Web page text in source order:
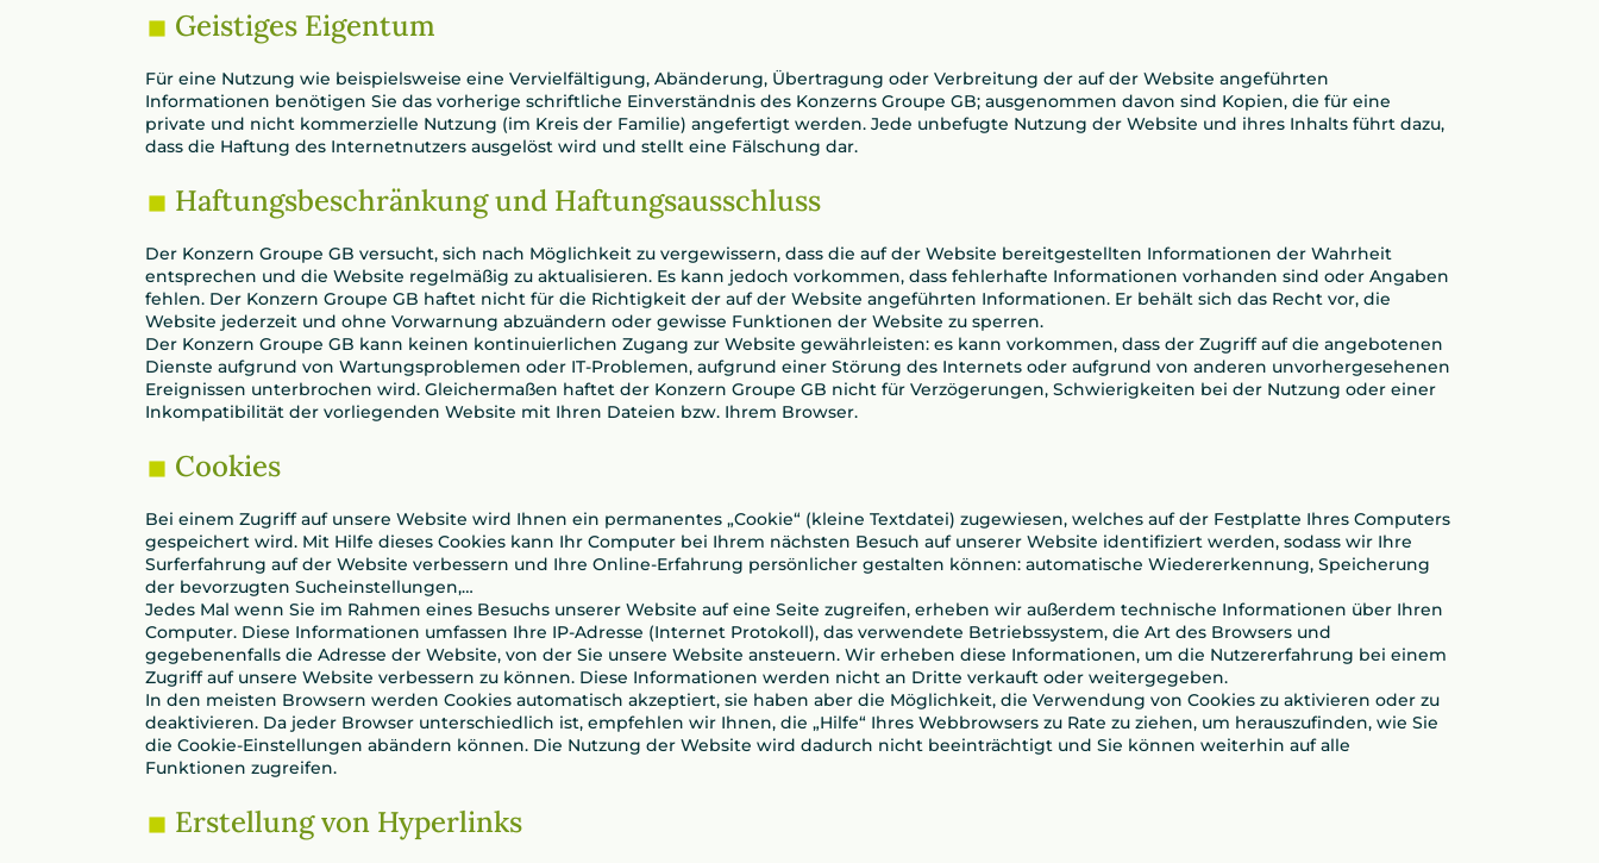
Geistiges Eigentum
Für eine Nutzung wie beispielsweise eine Vervielfältigung, Abänderung, Übertragung oder Verbreitung der auf der Website angeführten
Informationen benötigen Sie das vorherige schriftliche Einverständnis des Konzerns Groupe GB; ausgenommen davon sind Kopien, die für eine
private und nicht kommerzielle Nutzung (im Kreis der Familie) angefertigt werden. Jede unbefugte Nutzung der Website und ihres Inhalts führt dazu,
dass die Haftung des Internetnutzers ausgelöst wird und stellt eine Fälschung dar.
Haftungsbeschränkung und Haftungsausschluss
Der Konzern Groupe GB versucht, sich nach Möglichkeit zu vergewissern, dass die auf der Website bereitgestellten Informationen der Wahrheit
entsprechen und die Website regelmäßig zu aktualisieren. Es kann jedoch vorkommen, dass fehlerhafte Informationen vorhanden sind oder Angaben
fehlen. Der Konzern Groupe GB haftet nicht für die Richtigkeit der auf der Website angeführten Informationen. Er behält sich das Recht vor, die
Website jederzeit und ohne Vorwarnung abzuändern oder gewisse Funktionen der Website zu sperren.
Der Konzern Groupe GB kann keinen kontinuierlichen Zugang zur Website gewährleisten: es kann vorkommen, dass der Zugriff auf die angebotenen
Dienste aufgrund von Wartungsproblemen oder IT-Problemen, aufgrund einer Störung des Internets oder aufgrund von anderen unvorhergesehenen
Ereignissen unterbrochen wird. Gleichermaßen haftet der Konzern Groupe GB nicht für Verzögerungen, Schwierigkeiten bei der Nutzung oder einer
Inkompatibilität der vorliegenden Website mit Ihren Dateien bzw. Ihrem Browser.
Cookies
Bei einem Zugriff auf unsere Website wird Ihnen ein permanentes „Cookie“ (kleine Textdatei) zugewiesen, welches auf der Festplatte Ihres Computers
gespeichert wird. Mit Hilfe dieses Cookies kann Ihr Computer bei Ihrem nächsten Besuch auf unserer Website identifiziert werden, sodass wir Ihre
Surferfahrung auf der Website verbessern und Ihre Online-Erfahrung persönlicher gestalten können: automatische Wiedererkennung, Speicherung
der bevorzugten Sucheinstellungen,…
Jedes Mal wenn Sie im Rahmen eines Besuchs unserer Website auf eine Seite zugreifen, erheben wir außerdem technische Informationen über Ihren
Computer. Diese Informationen umfassen Ihre IP-Adresse (Internet Protokoll), das verwendete Betriebssystem, die Art des Browsers und
gegebenenfalls die Adresse der Website, von der Sie unsere Website ansteuern. Wir erheben diese Informationen, um die Nutzererfahrung bei einem
Zugriff auf unsere Website verbessern zu können. Diese Informationen werden nicht an Dritte verkauft oder weitergegeben.
In den meisten Browsern werden Cookies automatisch akzeptiert, sie haben aber die Möglichkeit, die Verwendung von Cookies zu aktivieren oder zu
deaktivieren. Da jeder Browser unterschiedlich ist, empfehlen wir Ihnen, die „Hilfe“ Ihres Webbrowsers zu Rate zu ziehen, um herauszufinden, wie Sie
die Cookie-Einstellungen abändern können. Die Nutzung der Website wird dadurch nicht beeinträchtigt und Sie können weiterhin auf alle
Funktionen zugreifen.
Erstellung von Hyperlinks